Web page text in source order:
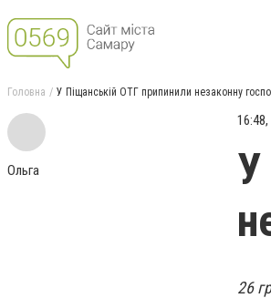
Головна У Піщанській ОТГ припинили незаконну
Ольга
У
26